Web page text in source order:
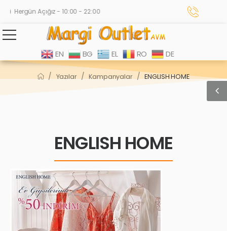
Hergün Açığız - 10:00 - 22:00
EN BG EL RO DE
/ Yazılar / Kampanyalar / ENGLISH HOME
ENGLISH HOME